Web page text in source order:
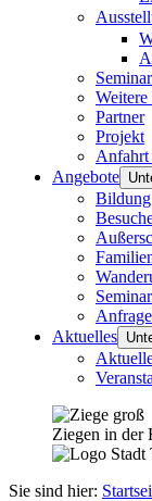
Weitere
Partner
Projekt
Anfahrt
Angebote
Aktuelles
Ziegen in der
Sie sind hier: